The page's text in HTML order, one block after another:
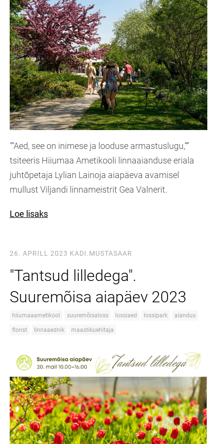
"”Aed, see on inimese ja looduse armastuslugu,””
tsiteeris Hiiumaa Ametikooli linnaaianduse eriala
juhtõpetaja Lylian Lainoja aiapäeva avamisel
mullust Viljandi linnameistrit Gea Valnerit.
Loe lisaks
26. APRILL 2023 KADI.MUSTASAAR
"Tantsud lilledega".
Suuremõisa aiapäev 2023
hiiumaaametikool suuremõisaloss lossiaed lossipark aiandus
florist linnaaednik maastikuehitaja